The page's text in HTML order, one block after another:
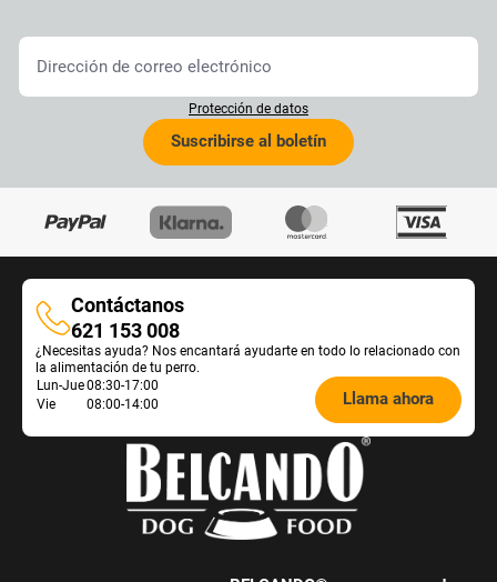
Protección de datos
Suscribirse al boletín
Contáctanos
Contáctanos
621 153 008
¿Necesitas ayuda? Nos encantará ayudarte en todo lo relacionado con
la alimentación de tu perro.
Öffnungszeiten
Futterberatung:
Lun-Jue08:30-17:00
Vie
08:00-14:00 Llama ahora